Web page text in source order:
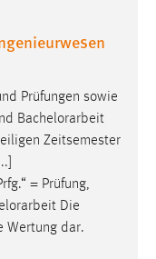
Prüfungen sowie
Bachelorarbeit
Zeitsemester
= Prüfung,
Die
Wertung dar.